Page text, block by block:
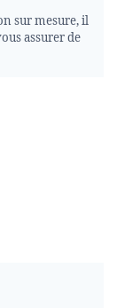
sur mesure, il
assurer de